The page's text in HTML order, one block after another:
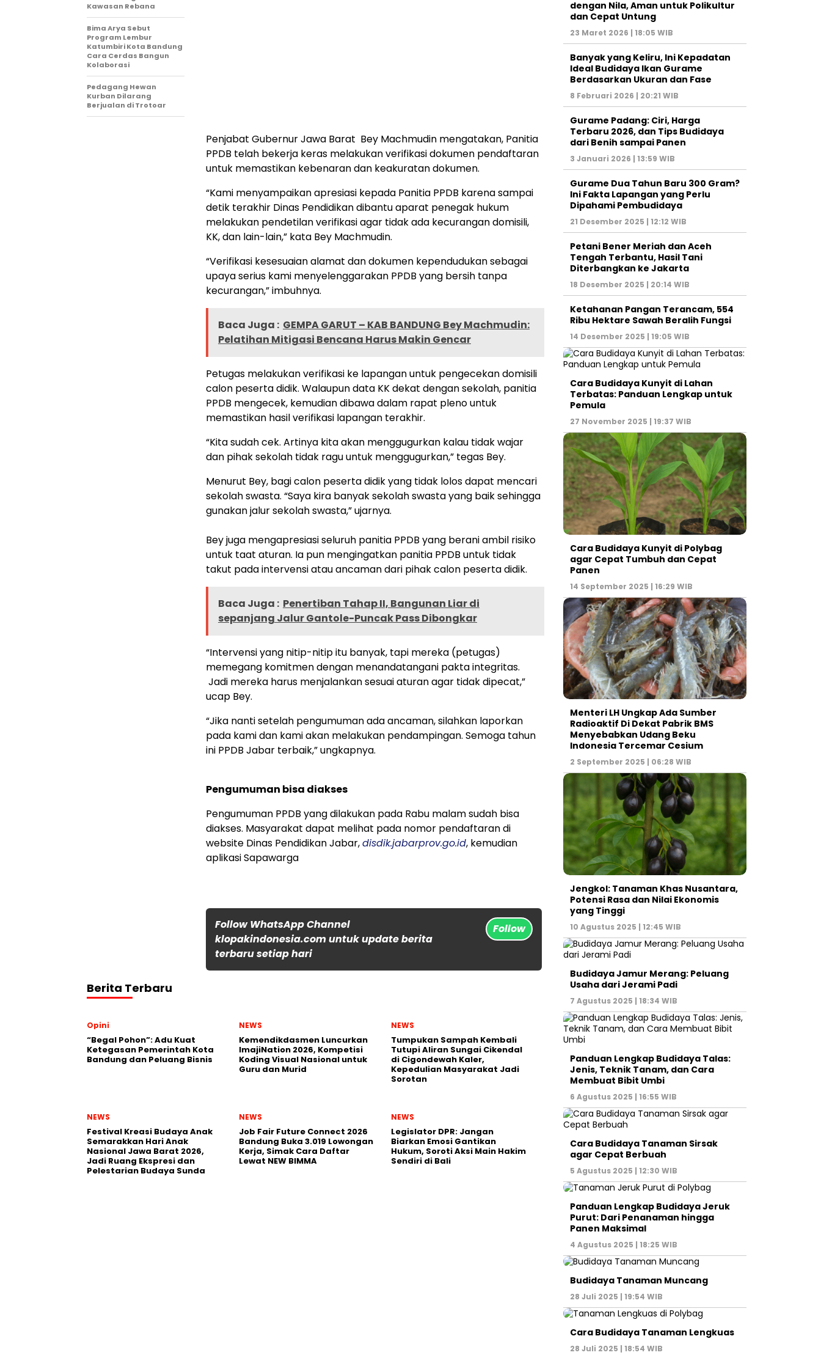
Penjabat Gubernur Jawa Barat Bey Machmudin mengatakan, Panitia
PPDB telah bekerja keras melakukan verifikasi dokumen pendaftaran
untuk memastikan kebenaran dan keakuratan dokumen.
“Kami menyampaikan apresiasi kepada Panitia PPDB karena sampai
detik terakhir Dinas Pendidikan dibantu aparat penegak hukum
melakukan pendetilan verifikasi agar tidak ada kecurangan domisili,
KK, dan lain-lain,” kata Bey Machmudin.
“Verifikasi kesesuaian alamat dan dokumen kependudukan sebagai
upaya serius kami menyelenggarakan PPDB yang bersih tanpa
kecurangan,” imbuhnya.
Baca Juga : GEMPA GARUT – KAB BANDUNG Bey Machmudin:
Pelatihan Mitigasi Bencana Harus Makin Gencar
Petugas melakukan verifikasi ke lapangan untuk pengecekan domisili
calon peserta didik. Walaupun data KK dekat dengan sekolah, panitia
PPDB mengecek, kemudian dibawa dalam rapat pleno untuk
memastikan hasil verifikasi lapangan terakhir.
“Kita sudah cek. Artinya kita akan menggugurkan kalau tidak wajar
dan pihak sekolah tidak ragu untuk menggugurkan,” tegas Bey.
Menurut Bey, bagi calon peserta didik yang tidak lolos dapat mencari
sekolah swasta. “Saya kira banyak sekolah swasta yang baik sehingga
gunakan jalur sekolah swasta,” ujarnya.
Bey juga mengapresiasi seluruh panitia PPDB yang berani ambil risiko
untuk taat aturan. Ia pun mengingatkan panitia PPDB untuk tidak
takut pada intervensi atau ancaman dari pihak calon peserta didik.
Baca Juga : Penertiban Tahap II, Bangunan Liar di
sepanjang Jalur Gantole-Puncak Pass Dibongkar
“Intervensi yang nitip-nitip itu banyak, tapi mereka (petugas)
memegang komitmen dengan menandatangani pakta integritas.
Jadi mereka harus menjalankan sesuai aturan agar tidak dipecat,”
ucap Bey.
“Jika nanti setelah pengumuman ada ancaman, silahkan laporkan
pada kami dan kami akan melakukan pendampingan. Semoga tahun
ini PPDB Jabar terbaik,” ungkapnya.
Pengumuman bisa diakses
Pengumuman PPDB yang dilakukan pada Rabu malam sudah bisa
diakses. Masyarakat dapat melihat pada nomor pendaftaran di
website Dinas Pendidikan Jabar,disdik.jabarprov.go.id, kemudian
aplikasi Sapawarga
Follow WhatsApp Channel
klopakindonesia.com untuk update berita
terbaru setiap hari
Follow
Kawasan Rebana
Bima Arya Sebut
Program Lembur
Katumbiri Kota Bandung
Cara Cerdas Bangun
Kolaborasi
Pedagang Hewan
Kurban Dilarang
Berjualan di Trotoar
Berita Terbaru
Opini
“Begal Pohon”: Adu Kuat
Ketegasan Pemerintah Kota
Bandung dan Peluang Bisnis
NEWS
Kemendikdasmen Luncurkan
ImajiNation 2026, Kompetisi
Koding Visual Nasional untuk
Guru dan Murid
NEWS
Tumpukan Sampah Kembali
Tutupi Aliran Sungai Cikendal
di Cigondewah Kaler,
Kepedulian Masyarakat Jadi
Sorotan
NEWS
Festival Kreasi Budaya Anak
Semarakkan Hari Anak
Nasional Jawa Barat 2026,
Jadi Ruang Ekspresi dan
Pelestarian Budaya Sunda
NEWS
Job Fair Future Connect 2026
Bandung Buka 3.019 Lowongan
Kerja, Simak Cara Daftar
Lewat NEW BIMMA
NEWS
Legislator DPR: Jangan
Biarkan Emosi Gantikan
Hukum, Soroti Aksi Main Hakim
Sendiri di Bali
dengan Nila, Aman untuk Polikultur
dan Cepat Untung
23 Maret 2026 | 18:05 WIB
Banyak yang Keliru, Ini Kepadatan
Ideal Budidaya Ikan Gurame
Berdasarkan Ukuran dan Fase
8 Februari 2026 | 20:21 WIB
Gurame Padang: Ciri, Harga
Terbaru 2026, dan Tips Budidaya
dari Benih sampai Panen
3 Januari 2026 | 13:59 WIB
Gurame Dua Tahun Baru 300 Gram?
Ini Fakta Lapangan yang Perlu
Dipahami Pembudidaya
21 Desember 2025 | 12:12 WIB
Petani Bener Meriah dan Aceh
Tengah Terbantu, Hasil Tani
Diterbangkan ke Jakarta
18 Desember 2025 | 20:14 WIB
Ketahanan Pangan Terancam, 554
Ribu Hektare Sawah Beralih Fungsi
14 Desember 2025 | 19:05 WIB
Cara Budidaya Kunyit di Lahan
Terbatas: Panduan Lengkap untuk
Pemula
27 November 2025 | 19:37 WIB
Cara Budidaya Kunyit di Polybag
agar Cepat Tumbuh dan Cepat
Panen
14 September 2025 | 16:29 WIB
Menteri LH Ungkap Ada Sumber
Radioaktif Di Dekat Pabrik BMS
Menyebabkan Udang Beku
Indonesia Tercemar Cesium
2 September 2025 | 06:28 WIB
Jengkol: Tanaman Khas Nusantara,
Potensi Rasa dan Nilai Ekonomis
yang Tinggi
10 Agustus 2025 | 12:45 WIB
Budidaya Jamur Merang: Peluang
Usaha dari Jerami Padi
7 Agustus 2025 | 18:34 WIB
Panduan Lengkap Budidaya Talas:
Jenis, Teknik Tanam, dan Cara
Membuat Bibit Umbi
6 Agustus 2025 | 16:55 WIB
Cara Budidaya Tanaman Sirsak
agar Cepat Berbuah
5 Agustus 2025 | 12:30 WIB
Panduan Lengkap Budidaya Jeruk
Purut: Dari Penanaman hingga
Panen Maksimal
4 Agustus 2025 | 18:25 WIB
Budidaya Tanaman Muncang
28 Juli 2025 | 19:54 WIB
Cara Budidaya Tanaman Lengkuas
28 Juli 2025 | 18:54 WIB